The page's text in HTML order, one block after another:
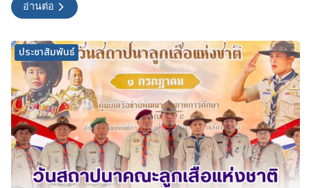
อ่านต่อ
ประชาสัมพันธ์